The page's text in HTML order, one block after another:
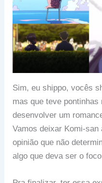
Sim, eu shippo, vocês
mas que teve
desenvolver um
Vamos deixar Komi-san
opinião que não
algo que deva ser o